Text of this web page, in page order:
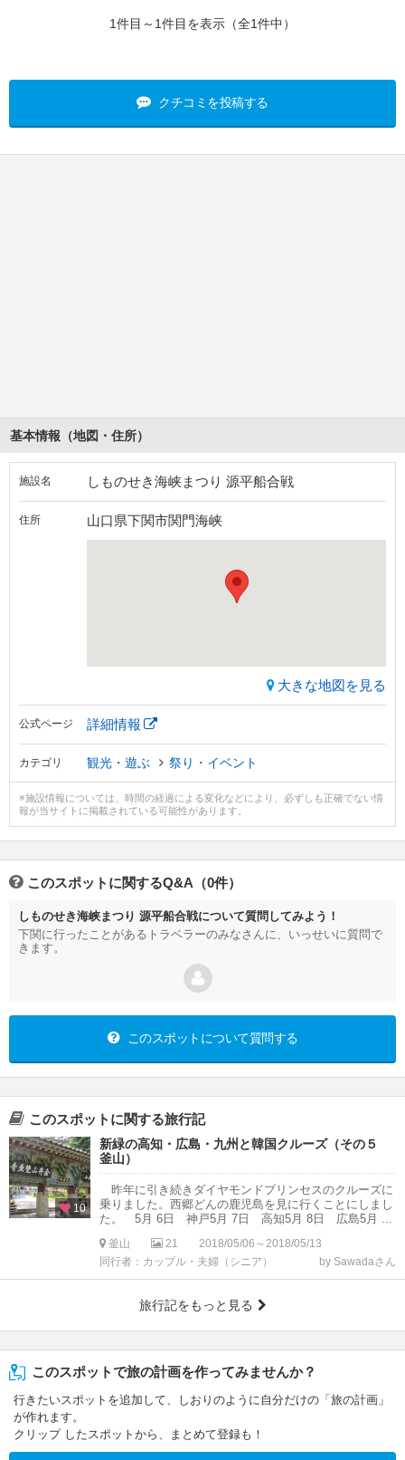
1件目～1件目を表示（全1件中）
クチコミを投稿する
基本情報（地図・住所）
施設名 しものせき海峡まつり 源平船合戦
住所 山口県下関市関門海峡
大きな地図を見る
公式ページ 詳細情報
カテゴリ 観光・遊ぶ 祭り・イベント
※施設情報については、時間の経過による変化などにより、必ずしも正確でない情
報が当サイトに掲載されている可能性があります。
このスポットに関するQ&A（0件）
しものせき海峡まつり 源平船合戦について質問してみよう！
下関に行ったことがあるトラベラーのみなさんに、いっせいに質問で
きます。
このスポットについて質問する
このスポットに関する旅行記
10
新緑の高知・広島・九州と韓国クルーズ（その５
釜山）
昨年に引き続きダイヤモンドプリンセスのクルーズに
乗りました。西郷どんの鹿児島を見に行くことにしまし
た。 5月 6日 神戸5月 7日 高知5月 8日 広島5月 ...
釜山 21
2018/05/06～2018/05/13
同行者：カップル・夫婦（シニア）
by Sawadaさん
旅行記をもっと見る
このスポットで旅の計画を作ってみませんか？
行きたいスポットを追加して、しおりのように自分だけの「旅の計画」
が作れます。
クリップ したスポットから、まとめて登録も！